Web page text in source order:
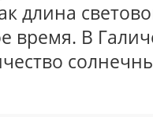
длина
время. В